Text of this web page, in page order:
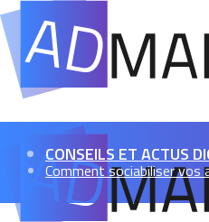
CONSEILS ET ACTUS
Comment sociabiliser vos